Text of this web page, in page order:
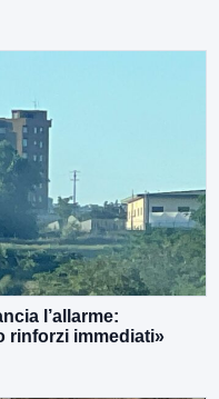
l’allarme:
rinforzi immediati»